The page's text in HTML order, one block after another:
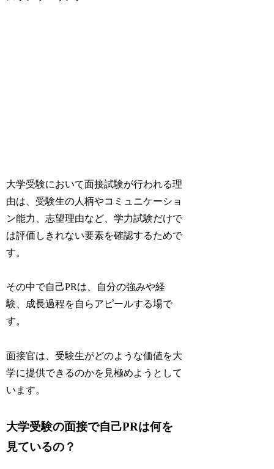
大学受験において面接試験が行われる理
由は、 受験生の人柄やコミュニケーショ
ン能力、志望理由など、学力試験だけで
は評価しきれない要素を確認するためで
す。
その中で自己PRは、自分の強みや経
験、成長過程を自らアピールする場で
す。
面接官は、受験生がどのような価値を大
学に提供できるのかを見極めようとして
います。
大学受験の面接で自己PRは何を
見ているの？